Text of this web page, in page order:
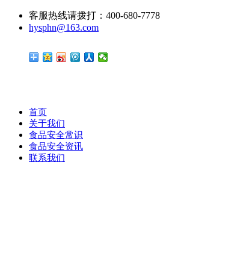
客服热线请拨打：400-680-7778
hysphn@163.com
首页
关于我们
食品安全常识
食品安全资讯
联系我们